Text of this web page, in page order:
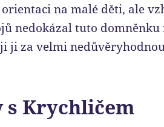
na malé děti, ale
nedokázal tuto
ji za velmi
Krychličem